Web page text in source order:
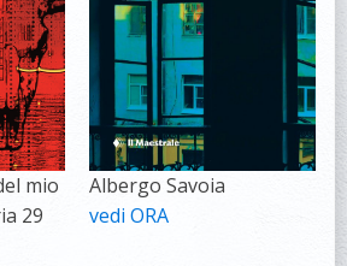
mio
29
Albergo Savoia
vedi ORA